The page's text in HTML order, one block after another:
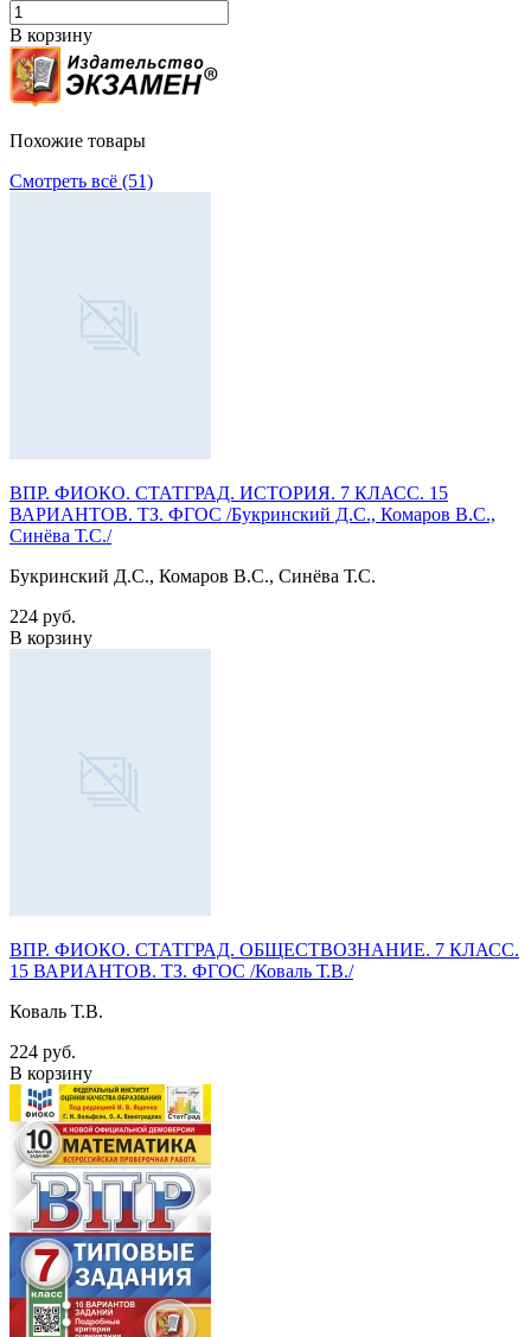
В корзину
Похожие товары
Смотреть всё (51)
ВПР. ФИОКО. СТАТГРАД. ИСТОРИЯ. 7 КЛАСС. 15
ВАРИАНТОВ. ТЗ. ФГОС /Букринский Д.С., Комаров В.С.,
Синёва Т.С./
Букринский Д.С., Комаров В.С., Синёва Т.С.
224 руб.
В корзину
ВПР. ФИОКО. СТАТГРАД. ОБЩЕСТВОЗНАНИЕ. 7 КЛАСС.
15 ВАРИАНТОВ. ТЗ. ФГОС /Коваль Т.В./
Коваль Т.В.
224 руб.
В корзину